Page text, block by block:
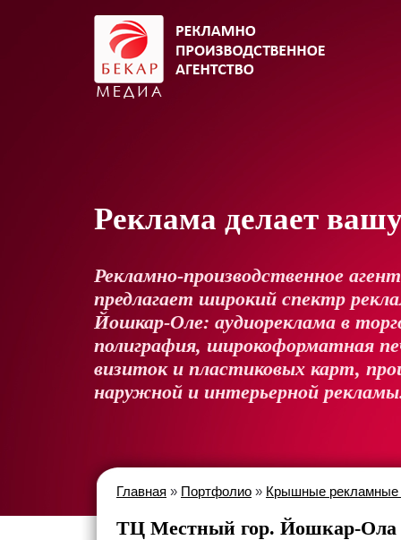
Реклама делает
Рекламно-производственное
предлагает широкий спектр
Йошкар-Оле: аудиореклама в
полиграфия, широкоформатная
визиток и пластиковых карт,
наружной и интерьерной
Главная » Портфолио » Крышные рекламные
ТЦ Местный гор. Йошкар-Ола